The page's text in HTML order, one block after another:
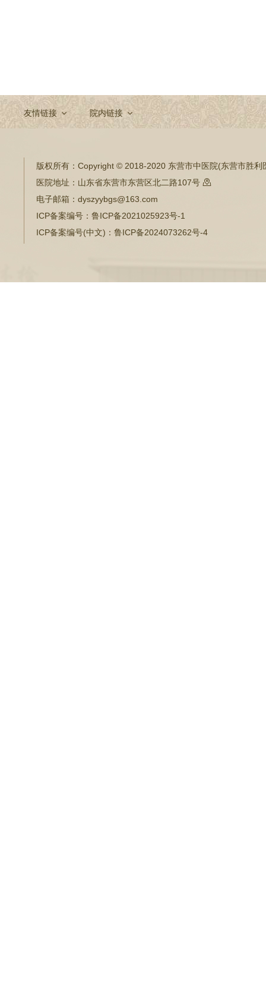
友情链接 院内链接
版权所有： Copyright © 2018-2020 东营市中医院(东营市胜利
医院地址： 山东省东营市东营区北二路107号 
电子邮箱： dyszyybgs@163.com
ICP备案编号： 鲁ICP备2021025923号-1
ICP备案编号(中文)： 鲁ICP备2024073262号-4